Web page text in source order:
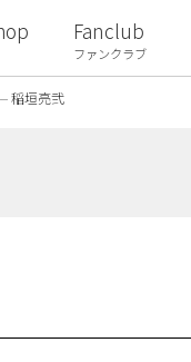
Fanclub
ファンクラブ
稲垣亮弐